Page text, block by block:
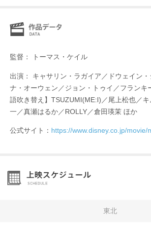
監督： トーマス・ケイル
出演： キャサリン・ラガイア／ドウェイン
ナ・オーウェン／ジョン・トゥイ／フランキ
語吹き替え】TSUZUMI(ME:I)／尾上松也／
一／真瀬はるか／ROLLY／倉田瑛茉 ほか
公式サイト： https://www.disney.co.jp/movie/
東北